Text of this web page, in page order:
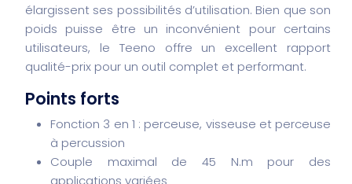
élargissent ses possibilités d’utilisation. Bien que son
poids puisse être un inconvénient pour certains
utilisateurs, le Teeno offre un excellent rapport
qualité-prix pour un outil complet et performant.
Points forts
Fonction 3 en 1 : perceuse, visseuse et perceuse
à percussion
Couple maximal de 45 N.m pour des
applications variées